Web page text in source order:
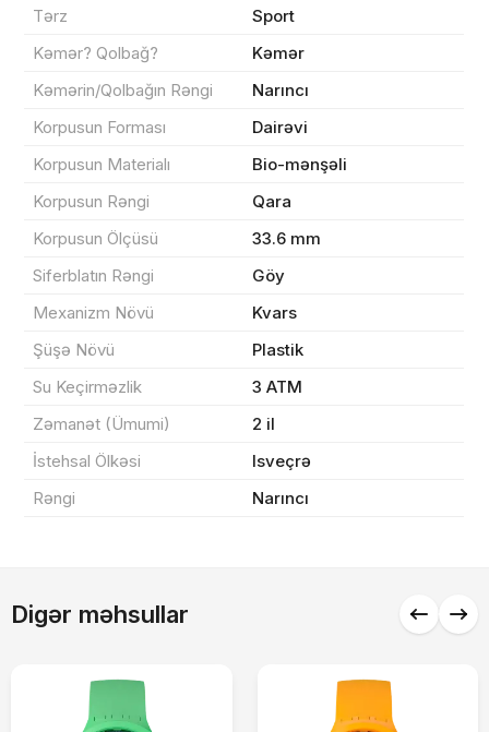
Tərz
Sport
Kəmər? Qolbağ?
Kəmər
Kəmərin/Qolbağın Rəngi
Narıncı
Korpusun Forması
Dairəvi
Korpusun Materialı
Bio-mənşəli
Korpusun Rəngi
Qara
Korpusun Ölçüsü
33.6 mm
Siferblatın Rəngi
Göy
Mexanizm Növü
Kvars
Şüşə Növü
Plastik
Su Keçirməzlik
3 ATM
Zəmanət (Ümumi)
2 il
İstehsal Ölkəsi
Isveçrə
Rəngi
Narıncı
Digər məhsullar
Sifarişin detalları
Məhsul toplam
Endirim
Çatdırılma